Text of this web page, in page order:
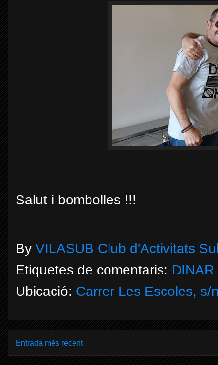
Salut i bombolles !!!
By VILASUB Club d'Activitats
Etiquetes de comentaris:
Ubicació: Carrer Les Escoles,
Entrada més recent